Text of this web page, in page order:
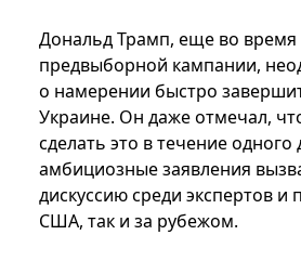
Дональд Трамп, еще во время
предвыборной кампании,
о намерении быстро
Украине. Он даже отмечал,
сделать это в течение одного
амбициозные заявления
дискуссию среди экспертов и
США, так и за рубежом.